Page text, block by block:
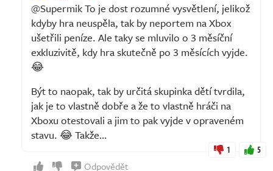
@Supermik To je dost rozumné vysvětlení, jelikož
kdyby hra neuspěla, tak by neportem na Xbox
ušetřili peníze. Ale taky se mluvilo o 3 měsíční
exkluzivitě, kdy hra skutečně po 3 měsících vyjde.
😂
Být to naopak, tak by určitá skupinka dětí tvrdila,
jak je to vlastně dobře a že to vlastně hráči na
Xboxu otestovali a jim to pak vyjde v opraveném
stavu. 😂 Takže…
1 5
Odpovědět